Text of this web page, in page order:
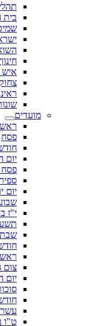
צחוק
מועדים
פסח
יום
פסח
יום
י"ז
שבת
צום
יום
ט"ו